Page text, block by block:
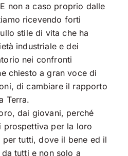
non a caso proprio dalle
ricevendo forti
stile di vita che ha
industriale e dei
nei confronti
chiesto a gran voce di
di cambiare il rapporto
Terra.
dai giovani, perché
per la loro
tutti, dove il bene ed il
tutti e non solo a